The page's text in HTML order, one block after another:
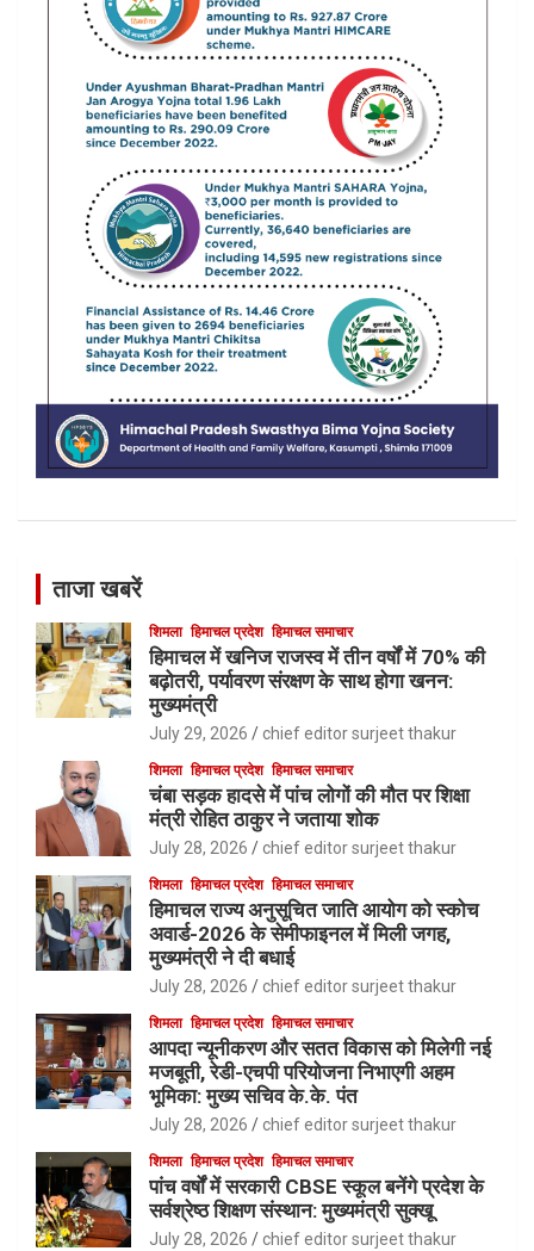
ताजा खबरें
शिमला हिमाचल प्रदेश हिमाचल समाचार
हिमाचल में खनिज राजस्व में तीन वर्षों में 70% की
बढ़ोतरी, पर्यावरण संरक्षण के साथ होगा खनन:
मुख्यमंत्री
July 29, 2026 chief editor surjeet thakur
शिमला हिमाचल प्रदेश हिमाचल समाचार
चंबा सड़क हादसे में पांच लोगों की मौत पर शिक्षा
मंत्री रोहित ठाकुर ने जताया शोक
July 28, 2026 chief editor surjeet thakur
शिमला हिमाचल प्रदेश हिमाचल समाचार
हिमाचल राज्य अनुसूचित जाति आयोग को स्कोच
अवार्ड-2026 के सेमीफाइनल में मिली जगह,
मुख्यमंत्री ने दी बधाई
July 28, 2026 chief editor surjeet thakur
शिमला हिमाचल प्रदेश हिमाचल समाचार
आपदा न्यूनीकरण और सतत विकास को मिलेगी नई
मजबूती, रेडी-एचपी परियोजना निभाएगी अहम
भूमिका: मुख्य सचिव के.के. पंत
July 28, 2026 chief editor surjeet thakur
शिमला हिमाचल प्रदेश हिमाचल समाचार
पांच वर्षों में सरकारी CBSE स्कूल बनेंगे प्रदेश के
सर्वश्रेष्ठ शिक्षण संस्थान: मुख्यमंत्री सुक्खू
July 28, 2026 chief editor surjeet thakur